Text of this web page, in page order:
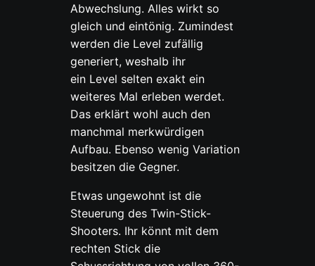
Abwechslung. Alles wirkt so
gleich und eintönig. Zumindest
werden die Level zufällig
generiert, weshalb ihr
ein Level selten exakt ein
weiteres Mal erleben werdet.
Das erklärt wohl auch den
manchmal merkwürdigen
Aufbau. Ebenso wenig Variation
besitzen die Gegner.
Etwas ungewohnt ist die
Steuerung des Twin-Stick-
Shooters. Ihr könnt mit dem
rechten Stick die